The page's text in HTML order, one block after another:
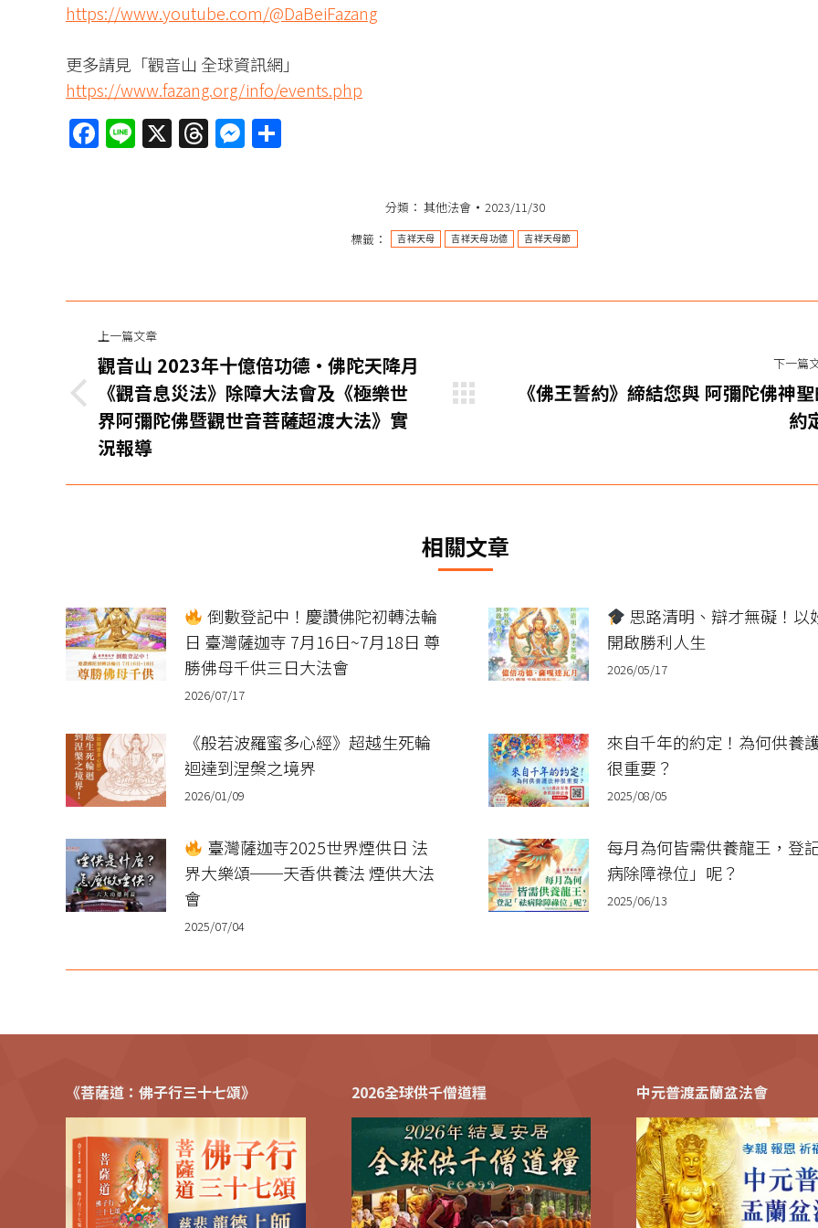
https://www.youtube.com/@DaBeiFazang
更多請見「觀音山 全球資訊網」
https://www.fazang.org/info/events.php
Facebook
Line
X Threads
Messenger
分類： 其他法會
2023/11/30
標籤：
吉祥天母 吉祥天母功德 吉祥天母節
导
上一篇文章
上
一
篇
文
觀音山 2023年十億倍功德•佛陀天降月
《觀音息災法》除障大法會及《極樂世
界阿彌陀佛暨觀世音菩薩超渡大法》實
況報導
下一篇
文
《佛王誓約》締結您與 阿彌陀佛神
約
相關文章
倒數登記中！慶讚佛陀初轉法輪
日 臺灣薩迦寺 7月16日~7月18日 尊
勝佛母千供三日大法會
2026/07/17
思路清明、辯才無礙！以
開啟勝利人生
2026/05/17
《般若波羅蜜多心經》超越生死輪
迴達到涅槃之境界
2026/01/09
來自千年的約定！為何供養
很重要？
2025/08/05
臺灣薩迦寺2025世界煙供日 法
界大樂頌──天香供養法 煙供大法
會
2025/07/04
每月為何皆需供養龍王，登
病除障祿位」呢？
2025/06/13
《菩薩道：佛子行三十七頌》 2026全球供千僧道糧 中元普渡盂蘭盆法會